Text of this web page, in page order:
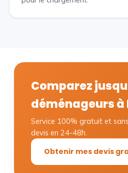
Comparez
déménageurs à
Service 100% gratuit et
devis en 24-48h.
Obtenir mes devis